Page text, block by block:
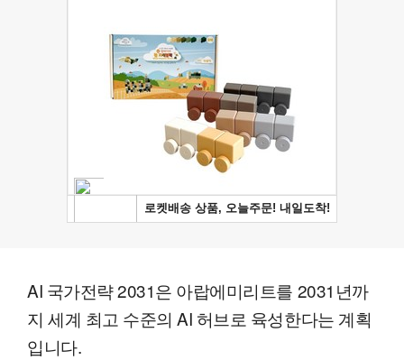
AI 국가전략 2031은 아랍에미리트를 2031년까
지 세계 최고 수준의 AI 허브로 육성한다는 계획
입니다.